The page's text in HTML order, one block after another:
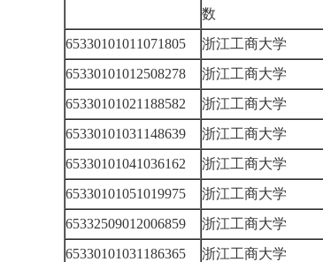
数
65330101011071805 浙江工商大学
65330101012508278
浙江工商大学
65330101021188582
浙江工商大学
65330101031148639
浙江工商大学
65330101041036162
浙江工商大学
65330101051019975
浙江工商大学
65332509012006859
浙江工商大学
65330101031186365
浙江工商大学